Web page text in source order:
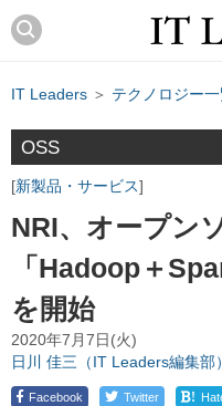
IT Leaders ＞ テクノロジー
OSS
新製品・サービス
NRI、オープン
「Hadoop＋
を開始
2020年7月7日(火)
日川 佳三（IT Leaders編集部）
Facebook Twitter !